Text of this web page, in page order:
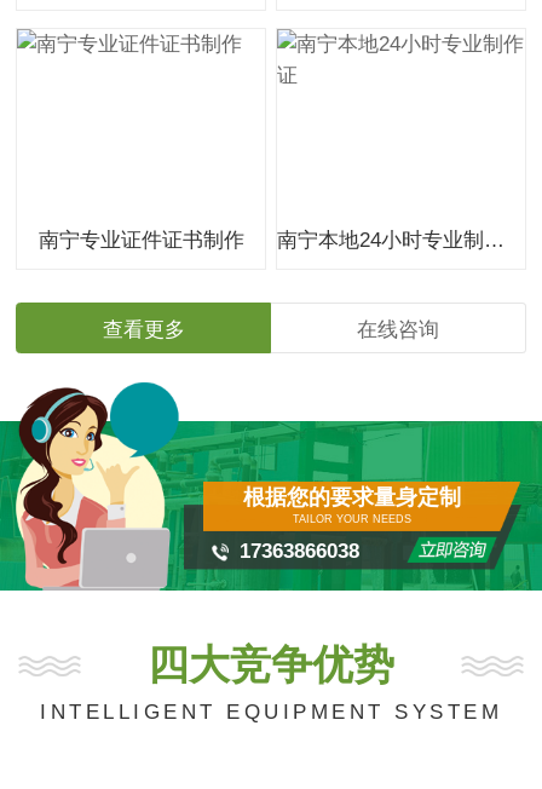
南宁专业证件证书制作 南宁本地24小时专业制作证
查看更多 在线咨询
根据您的要求量身定制
TAILOR YOUR NEEDS
17363866038
四大竞争优势
INTELLIGENT EQUIPMENT SYSTEM